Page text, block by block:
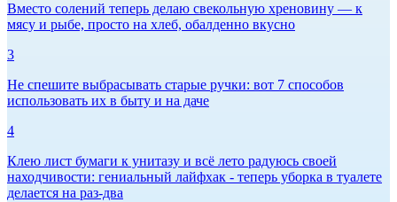
Вместо солений теперь делаю свекольную хреновину — к
мясу и рыбе, просто на хлеб, обалденно вкусно
3
Не спешите выбрасывать старые ручки: вот 7 способов
использовать их в быту и на даче
4
Клею лист бумаги к унитазу и всё лето радуюсь своей
находчивости: гениальный лайфхак - теперь уборка в туалете
делается на раз-два